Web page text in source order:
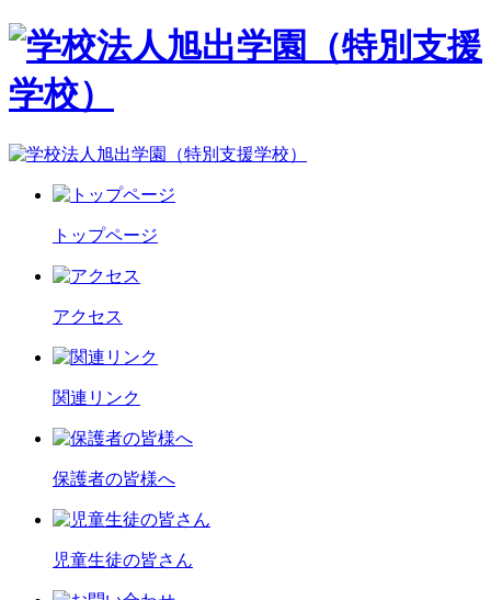
トップページ
アクセス
関連リンク
保護者の皆様へ
児童生徒の皆さん